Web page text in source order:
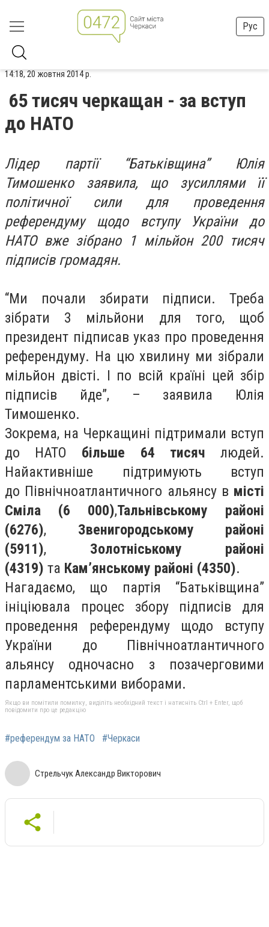
Рус
14:18, 20 жовтня 2014 р.
65 тисяч черкащан - за вступ
до НАТО
Лідер партії “Батьківщина” Юлія
Тимошенко заявила, що зусиллями її
політичної сили для проведення
референдуму щодо вступу України до
НАТО вже зібрано 1 мільйон 200 тисяч
підписів громадян.
“Ми почали збирати підписи. Треба
зібрати 3 мільйони для того, щоб
президент підписав указ про проведення
референдуму. На цю хвилину ми зібрали
мільйон двісті. І по всій країні цей збір
підписів йде”, – заявила Юлія
Тимошенко.
Зокрема, на Черкащині підтримали вступ
до НАТО більше 64 тисяч людей.
Найактивніше підтримують вступ
до Північноатлантичного альянсу в місті
Сміла (6 000),Тальнівському районі
(6276), Звенигородському районі
(5911), Золотніському районі
(4319) та Кам’янському районі (4350).
Нагадаємо, що партія “Батьківщина”
ініціювала процес збору підписів для
проведення референдуму щодо вступу
України до Північноатлантичного
альянсу одночасно з позачерговими
парламентськими виборами.
Якщо ви помітили помилку, виділіть необхідний текст і натисніть Ctrl + Enter, щоб
повідомити про це редакцію
#референдум за НАТО #Черкаси
Стрельчук Александр Викторович